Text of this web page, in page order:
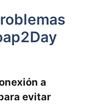
a‌
evitar